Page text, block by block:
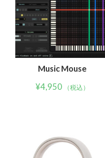
Music Mouse
¥4,950 （税込）